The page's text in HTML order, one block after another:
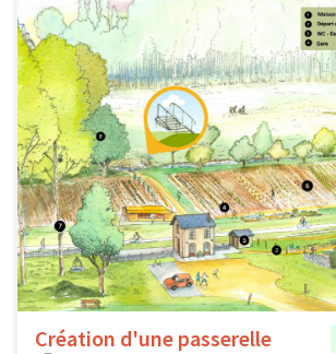
Création d'une passerelle